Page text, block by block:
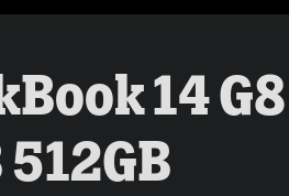
14
512GB